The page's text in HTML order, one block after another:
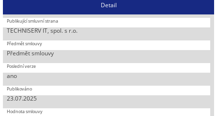
Detail
TECHNISERV IT, spol. s r.o.
Předmět smlouvy
ano
23.07.2025